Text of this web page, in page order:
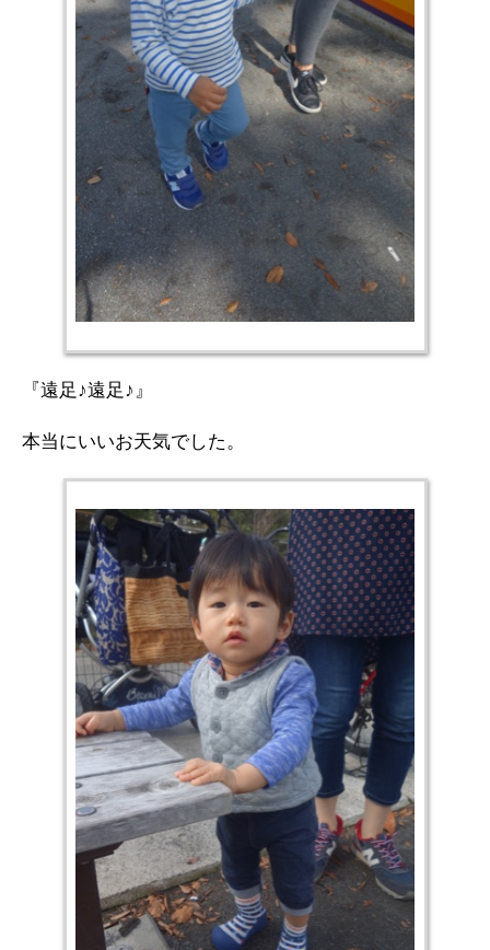
『遠足♪遠足♪』
本当にいいお天気でした。